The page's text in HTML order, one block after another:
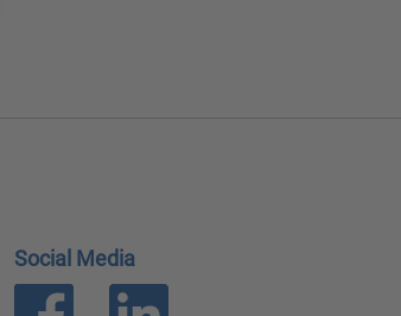
Social Media